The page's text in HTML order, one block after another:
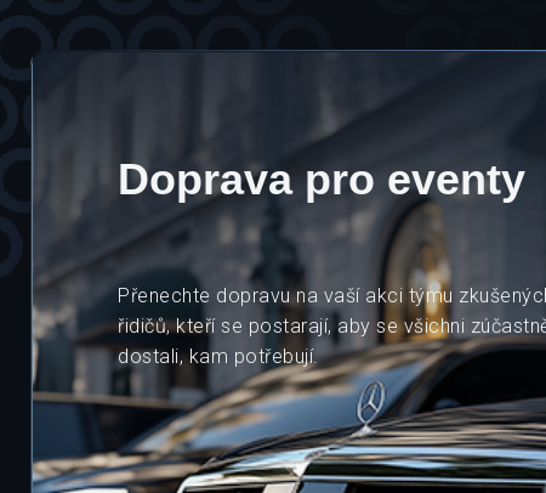
Doprava pro eventy
Přenechte dopravu na vaší akci týmu
řidičů, kteří se postarají, aby se všichni
dostali, kam potřebují.